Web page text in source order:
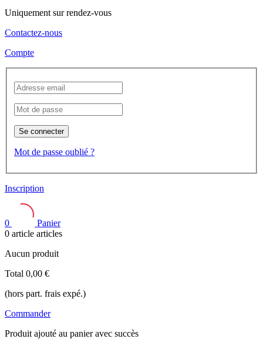
Uniquement sur rendez-vous
Contactez-nous
Compte
Se connecter
Mot de passe oublié ?
Inscription
0
Panier
0 article articles
Aucun produit
Total 0,00 €
(hors part. frais expé.)
Commander
Produit ajouté au panier avec succès